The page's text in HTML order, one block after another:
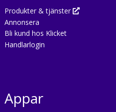
Produkter & tjänster
Annonsera
Bli kund hos Klicket
Handlarlogin
Appar